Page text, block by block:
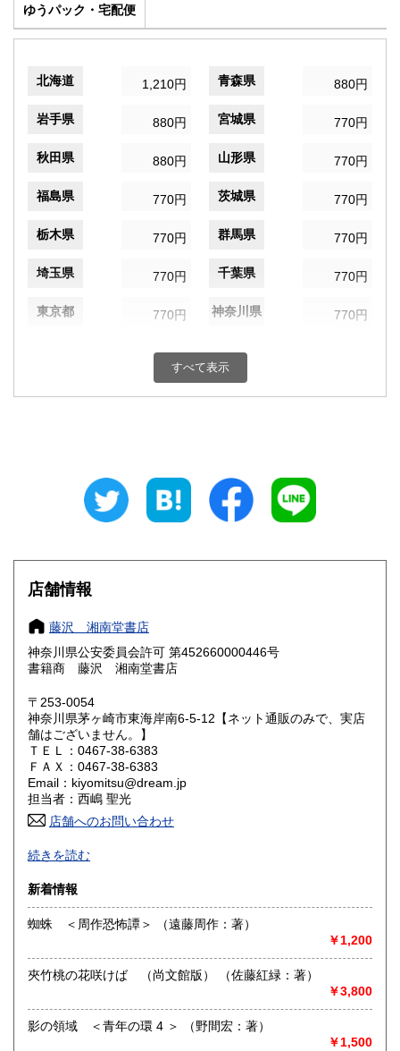
ゆうパック・宅配便
北海道 1,210円 青森県 880円
岩手県 880円 宮城県 770円
秋田県 880円 山形県 770円
福島県 770円 茨城県 770円
栃木県 770円 群馬県 770円
埼玉県 770円 千葉県 770円
東京都 770円 神奈川県 770円
770円 富山県
770円 三重県
大阪府
奈良県
鳥取県 990円 島根県
岡山県
山口県 1,100円
香川県 1,100円
高知県 1,100円
佐賀県
熊本県
宮崎県 1,210円 鹿児島県
1,914円
すべて表示
店舗情報
藤沢 湘南堂書店
神奈川県公安委員会許可 第452660000446号
書籍商 藤沢 湘南堂書店
〒253-0054
神奈川県茅ヶ崎市東海岸南6-5-12【ネット通販のみで、実店
舗はございません。】
ＴＥＬ：0467-38-6383
ＦＡＸ：0467-38-6383
Email：kiyomitsu@dream.jp
担当者：西嶋 聖光
店舗へのお問い合わせ
良書・古書とサブカルチャーの陰と陽。国史・軍事・宗教・
文芸・芸能・美術・工芸・趣味書より、CD・DVD・古書漫
の新旧書籍とおもちゃ混在乱舞のちらし寿司書店。江戸のト
ッピングもあります。
最寄駅：茅ヶ崎駅
営業時間：平日・祝日:9:00～15:00 土日:休日【※7月23日
(木)は臨時休業日とさせて頂きます。 ご不便をお掛けいたし
まして誠に申し訳ございません。】
定休日：土曜日・日曜日
続きを読む
新着情報
蜘蛛 ＜周作恐怖譚＞ （遠藤周作：著）
￥1,200
夾竹桃の花咲けば （尚文館版） （佐藤紅緑：著）
￥3,800
影の領域 ＜青年の環 4 ＞ （野間宏：著）
￥1,500